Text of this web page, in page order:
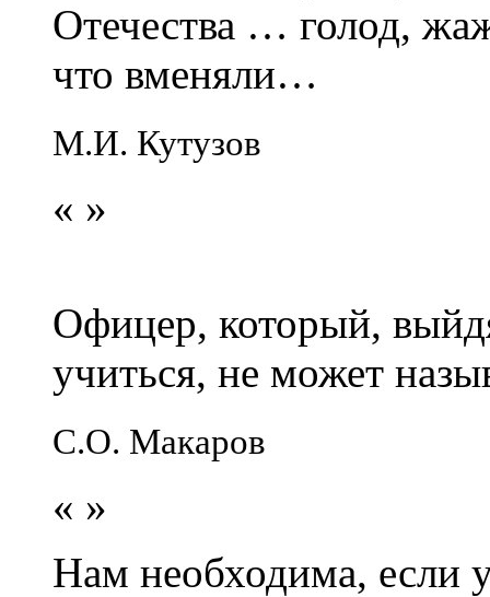
Отечества … голод,
что вменяли…
М.И. Кутузов
« »
Офицер, который,
учиться, не может
С.О. Макаров
« »
Нам необходима, если